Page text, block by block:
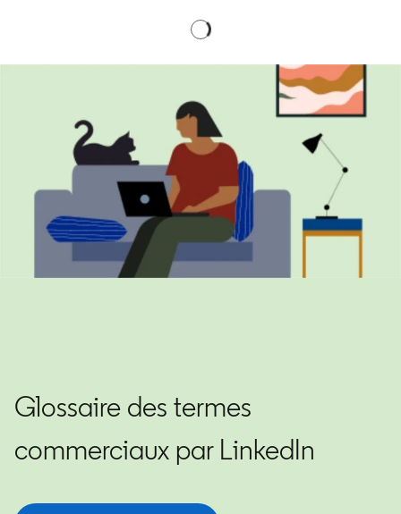
Glossaire des termes
commerciaux par LinkedIn